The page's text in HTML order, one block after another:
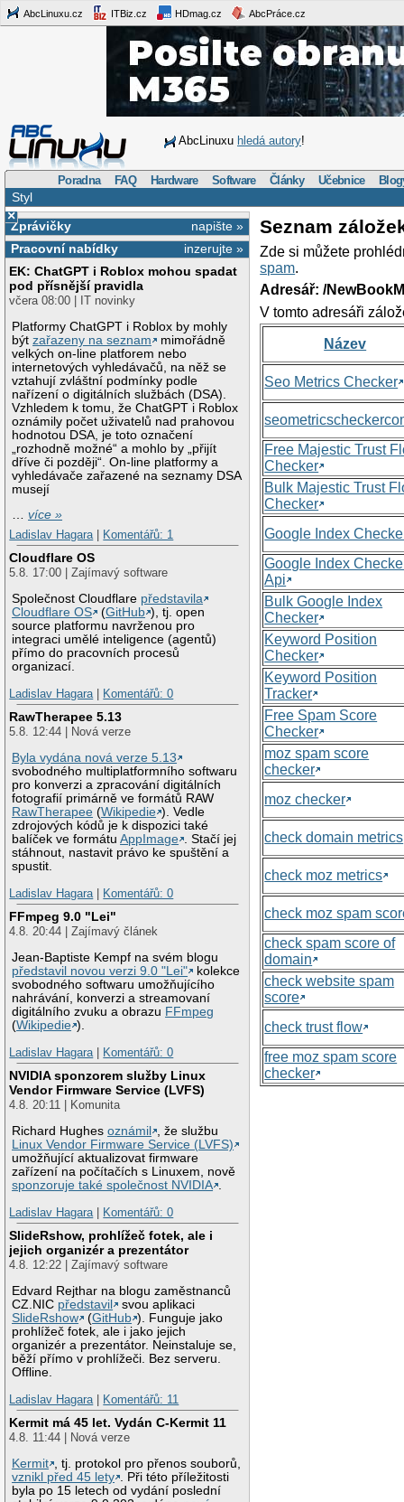
AbcLinuxu.cz ITBiz.cz HDmag.cz AbcPráce.cz
AbcLinuxu hledá autory!
Poradna FAQ Hardware Software Články Učebnice
Styl
×
napište »
Zprávičky
inzerujte »
Pracovní nabídky
EK: ChatGPT i Roblox mohou spadat
pod přísnější pravidla
včera 08:00 | IT novinky
Platformy ChatGPT i Roblox by mohly
býtzařazeny na seznam
mimořádně
velkých on-line platforem nebo
internetových vyhledávačů, na něž se
vztahují zvláštní podmínky podle
nařízení o digitálních službách (DSA).
Vzhledem k tomu, že ChatGPT i Roblox
oznámily počet uživatelů nad prahovou
hodnotou DSA, je toto označení
„rozhodně možné“ a mohlo by „přijít
dříve či později“. On-line platformy a
vyhledávače zařazené na seznamy DSA
musejí
…více »
Ladislav Hagara
Komentářů: 1
Cloudflare OS
5.8. 17:00 | Zajímavý software
Společnost Cloudflare představila
Cloudflare OS
(GitHub ), tj. open
source platformu navrženou pro
integraci umělé inteligence (agentů)
přímo do pracovních procesů
organizací.
Ladislav Hagara
Komentářů: 0
RawTherapee 5.13
5.8. 12:44 | Nová verze
Byla vydána nová verze 5.13
svobodného multiplatformního softwaru
pro konverzi a zpracování digitálních
fotografií primárně ve formátů RAW
RawTherapee (Wikipedie ). Vedle
zdrojových kódů je k dispozici také
balíček ve formátuAppImage . Stačí jej
stáhnout, nastavit právo ke spuštění a
spustit.
Ladislav Hagara
Komentářů: 0
FFmpeg 9.0 "Lei"
4.8. 20:44 | Zajímavý článek
Jean-Baptiste Kempf na svém blogu
představil novou verzi 9.0 "Lei"
kolekce
svobodného softwaru umožňujícího
nahrávání, konverzi a streamovaní
digitálního zvuku a obrazu FFmpeg
(Wikipedie ).
Ladislav Hagara
Komentářů: 0
NVIDIA sponzorem služby Linux
Vendor Firmware Service (LVFS)
4.8. 20:11 | Komunita
Richard Hughesoznámil
, že službu
Linux Vendor Firmware Service (LVFS)
umožňující aktualizovat firmware
zařízení na počítačích s Linuxem, nově
sponzoruje také společnost NVIDIA .
Ladislav Hagara | Komentářů: 0
SlideRshow, prohlížeč fotek, ale i
jejich organizér a prezentátor
4.8. 12:22 | Zajímavý software
Edvard Rejthar na blogu zaměstnanců
CZ.NIC představil
svou aplikaci
SlideRshow
(GitHub ). Funguje jako
prohlížeč fotek, ale i jako jejich
organizér a prezentátor. Neinstaluje se,
běží přímo v prohlížeči. Bez serveru.
Offline.
Ladislav Hagara | Komentářů: 11
Kermit má 45 let. Vydán C-Kermit 11
4.8. 11:44 | Nová verze
Kermit , tj. protokol pro přenos souborů,
vznikl před 45 lety . Při této příležitosti
byla po 15 letech od vydání poslední
Seznam
Zde si můžete
spam.
Adresář: /
V tomto adresáři
Název
Seo Metrics Checker
Free Majestic Trust
Checker
Bulk Majestic Trust
Checker
Google Index
Google Index
Api
Bulk Google Index
Checker
Keyword Position
Checker
Keyword Position
Tracker
Free Spam Score
Checker
moz spam score
checker
moz checker
check domain metrics
check moz metrics
check moz spam
check spam score of
domain
check website spam
score
check trust flow
free moz spam score
checker